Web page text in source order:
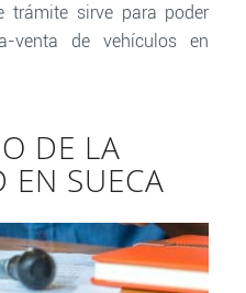
trámite sirve para poder
venta de vehículos en
DE LA
EN SUECA